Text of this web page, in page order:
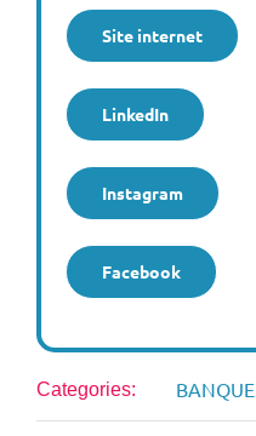
Site internet
LinkedIn
Instagram
Facebook
Categories: BANQUE